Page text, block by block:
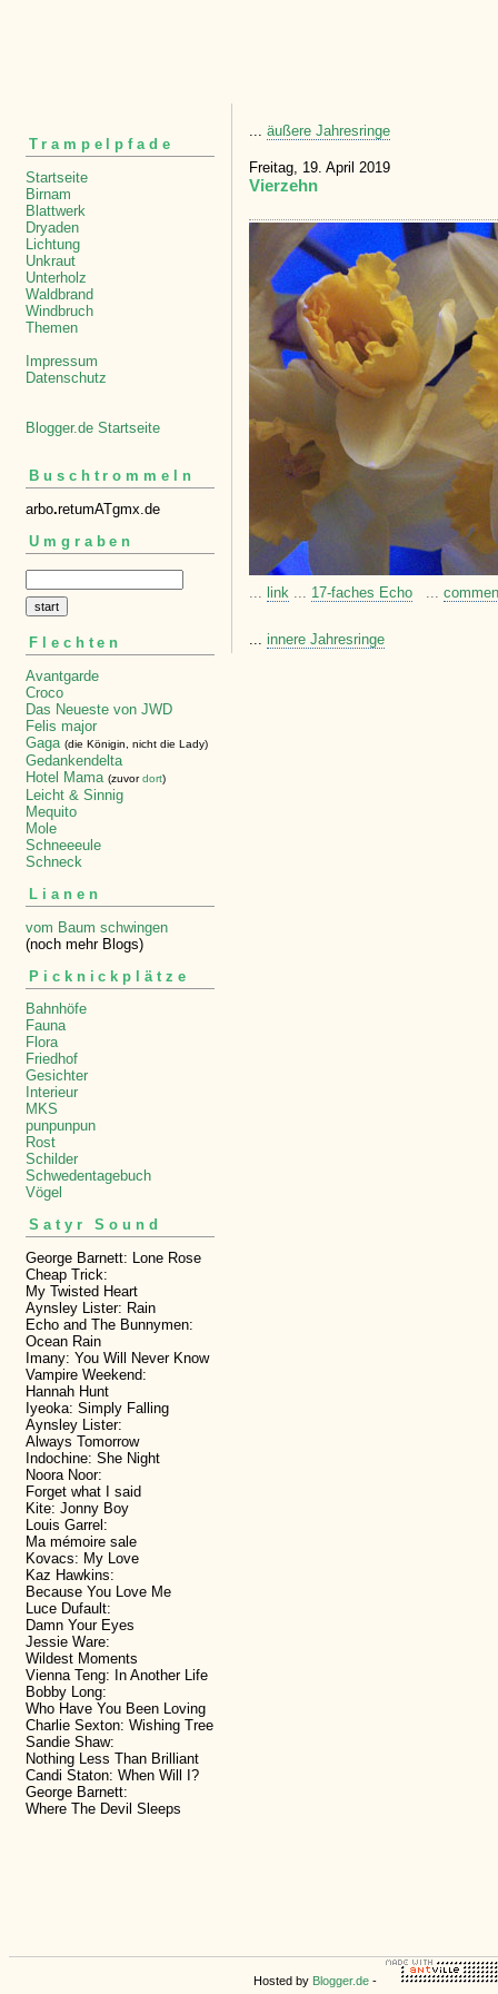
Trampelpfade
Startseite
Birnam
Blattwerk
Dryaden
Lichtung
Unkraut
Unterholz
Waldbrand
Windbruch
Themen
Impressum
Datenschutz
Blogger.de Startseite
Buschtrommeln
arbo.retumATgmx.de
Umgraben
Flechten
Avantgarde
Croco
Das Neueste von JWD
Felis major
Gaga (die Königin, nicht die Lady)
Gedankendelta
Hotel Mama (zuvordort)
Leicht & Sinnig
Mequito
Mole
Schneeeule
Schneck
Lianen
vom Baum schwingen
(noch mehr Blogs)
Picknickplätze
Bahnhöfe
Fauna
Flora
Friedhof
Gesichter
Interieur
MKS
punpunpun
Rost
Schilder
Schwedentagebuch
Vögel
Satyr Sound
George Barnett: Lone Rose
Cheap Trick:
My Twisted Heart
Aynsley Lister: Rain
Echo and The Bunnymen:
Ocean Rain
Imany: You Will Never Know
Vampire Weekend:
Hannah Hunt
Iyeoka: Simply Falling
Aynsley Lister:
Always Tomorrow
Indochine: She Night
Noora Noor:
Forget what I said
Kite: Jonny Boy
Louis Garrel:
Ma mémoire sale
Kovacs: My Love
Kaz Hawkins:
Because You Love Me
Luce Dufault:
Damn Your Eyes
Jessie Ware:
Wildest Moments
Vienna Teng: In Another Life
Bobby Long:
Who Have You Been Loving
Charlie Sexton: Wishing Tree
Sandie Shaw:
Nothing Less Than Brilliant
Candi Staton: When Will I?
George Barnett:
Where The Devil Sleeps
... äußere Jahresringe
Freitag, 19. April 2019
Vierzehn
... link ... 17-faches Echo ...
... innere Jahresringe
Hosted by Blogger.de-